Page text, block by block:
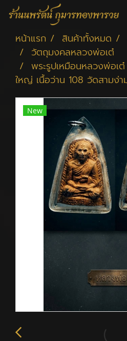
หน้าแรก สินค้าทั้งหมด
วัตถุมงคลหลวงพ่อเต๋
พระรูปเหมือนหลวงพ่อ
ใหญ่ เนื้อว่าน 108 วัดสามง่
New